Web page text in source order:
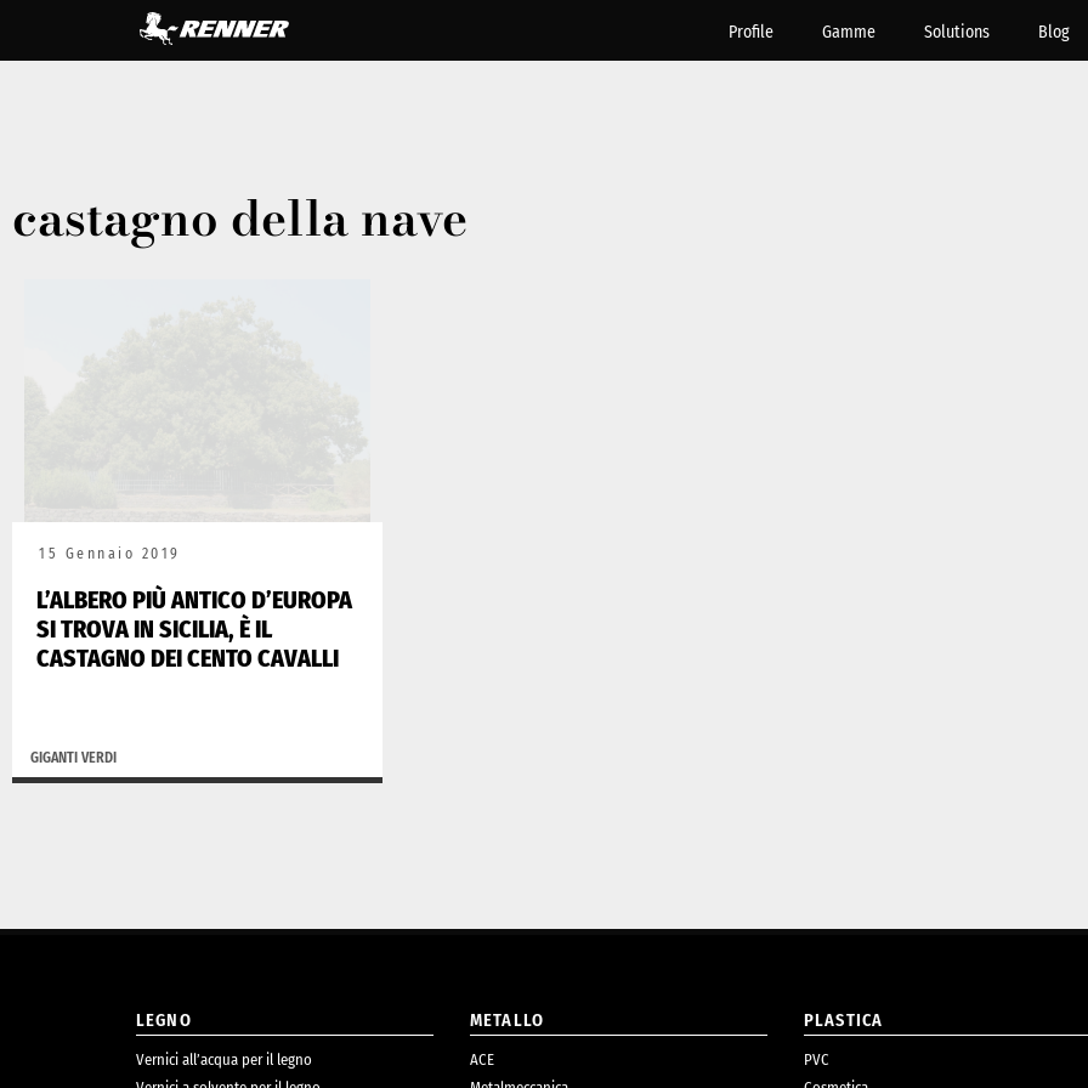
Profile Gamme Solutions Blog
castagno della nave
15 Gennaio 2019
L’ALBERO PIÙ ANTICO D’EUROPA
SI TROVA IN SICILIA, È IL
CASTAGNO DEI CENTO CAVALLI
GIGANTI VERDI
LEGNO
Vernici all’acqua per il legno
METALLO
ACE
PLASTICA
PVC